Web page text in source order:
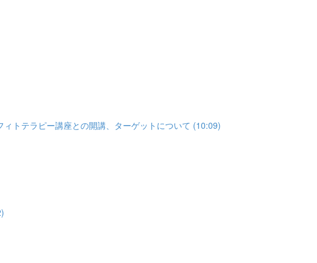
テラピー講座との開講、ターゲットについて (10:09)